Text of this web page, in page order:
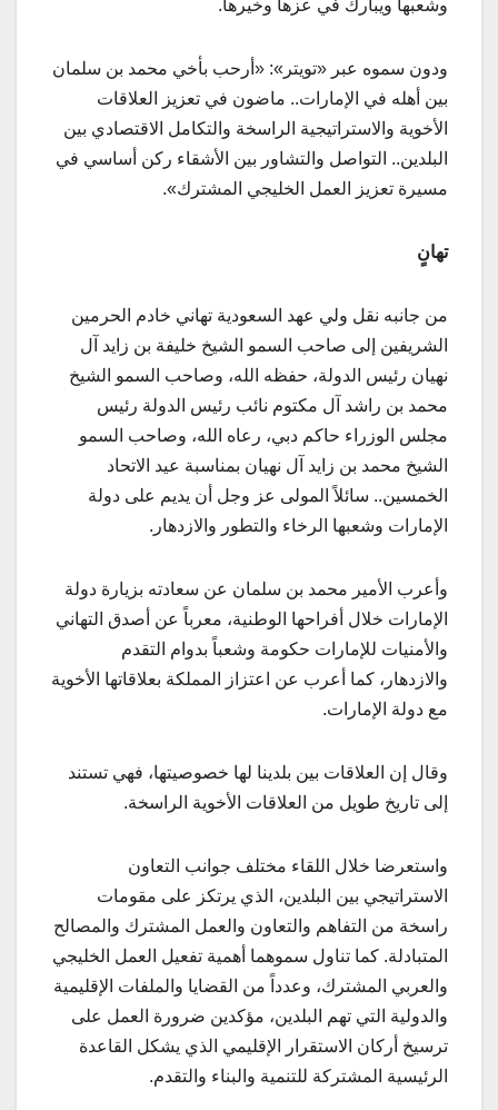
وشعبها ويبارك في عزها وخيرها.
ودون سموه عبر «تويتر»: «أرحب بأخي محمد بن سلمان
بين أهله في الإمارات.. ماضون في تعزيز العلاقات
الأخوية والاستراتيجية الراسخة والتكامل الاقتصادي بين
البلدين.. التواصل والتشاور بين الأشقاء ركن أساسي في
مسيرة تعزيز العمل الخليجي المشترك».
تهانٍ
من جانبه نقل ولي عهد السعودية تهاني خادم الحرمين
الشريفين إلى صاحب السمو الشيخ خليفة بن زايد آل
نهيان رئيس الدولة، حفظه الله، وصاحب السمو الشيخ
محمد بن راشد آل مكتوم نائب رئيس الدولة رئيس
مجلس الوزراء حاكم دبي، رعاه الله، وصاحب السمو
الشيخ محمد بن زايد آل نهيان بمناسبة عيد الاتحاد
الخمسين.. سائلاً المولى عز وجل أن يديم على دولة
الإمارات وشعبها الرخاء والتطور والازدهار.
وأعرب الأمير محمد بن سلمان عن سعادته بزيارة دولة
الإمارات خلال أفراحها الوطنية، معرباً عن أصدق التهاني
والأمنيات للإمارات حكومة وشعباً بدوام التقدم
والازدهار، كما أعرب عن اعتزاز المملكة بعلاقاتها الأخوية
مع دولة الإمارات.
وقال إن العلاقات بين بلدينا لها خصوصيتها، فهي تستند
إلى تاريخ طويل من العلاقات الأخوية الراسخة.
واستعرضا خلال اللقاء مختلف جوانب التعاون
الاستراتيجي بين البلدين، الذي يرتكز على مقومات
راسخة من التفاهم والتعاون والعمل المشترك والمصالح
المتبادلة. كما تناول سموهما أهمية تفعيل العمل الخليجي
والعربي المشترك، وعدداً من القضايا والملفات الإقليمية
والدولية التي تهم البلدين، مؤكدين ضرورة العمل على
ترسيخ أركان الاستقرار الإقليمي الذي يشكل القاعدة
الرئيسية المشتركة للتنمية والبناء والتقدم.